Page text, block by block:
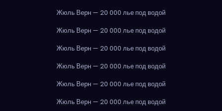
Жюль Верн — 20 000 лье под водой
Жюль Верн — 20 000 лье под водой
Жюль Верн — 20 000 лье под водой
Жюль Верн — 20 000 лье под водой
Жюль Верн — 20 000 лье под водой
Жюль Верн — 20 000 лье под водой